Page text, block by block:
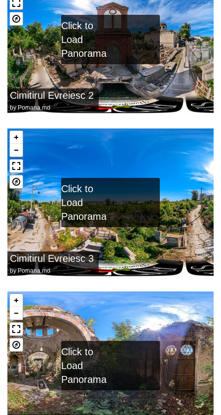
Cimitirul Evreiesc 2
byPomana.md
Click to
Load
Panorama
Cimitirul Evreiesc 3
byPomana.md
Click to
Load
Panorama
Click to
Load
Panorama